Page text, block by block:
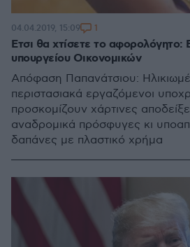
Eτσι θα χτίσετε το αφορολόγητο:
υπουργείου Οικονομικών
Απόφαση Παπανάτσιου:
περιστασιακά εργαζόμενοι
προσκομίζουν χάρτινες
αναδρομικά πρόσφυγες κι
δαπάνες με πλαστικό χρήμα
04.04.2019, 15:09 1